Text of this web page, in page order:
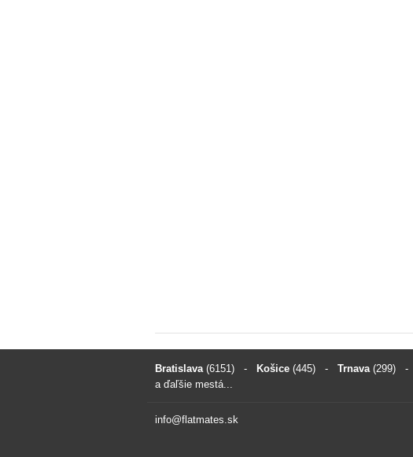
Bratislava (6151) - Košice (445) - Trnava (299) -
a ďaľšie mestá...
info@flatmates.sk